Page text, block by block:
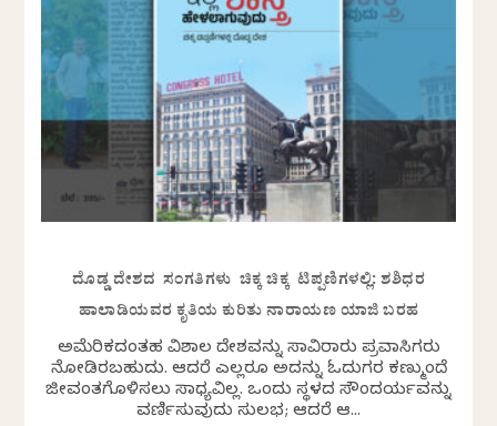
ದೊಡ್ಡ ದೇಶದ ಸಂಗತಿಗಳು ಚಿಕ್ಕ ಚಿಕ್ಕ ಟಿಪ್ಪಣಿಗಳಲ್ಲಿ: ಶಶಿಧರ
ಹಾಲಾಡಿಯವರ ಕೃತಿಯ ಕುರಿತು ನಾರಾಯಣ ಯಾಜಿ ಬರಹ
ಅಮೆರಿಕದಂತಹ ವಿಶಾಲ ದೇಶವನ್ನು ಸಾವಿರಾರು ಪ್ರವಾಸಿಗರು
ನೋಡಿರಬಹುದು. ಆದರೆ ಎಲ್ಲರೂ ಅದನ್ನು ಓದುಗರ ಕಣ್ಮುಂದೆ
ಜೀವಂತಗೊಳಿಸಲು ಸಾಧ್ಯವಿಲ್ಲ. ಒಂದು ಸ್ಥಳದ ಸೌಂದರ್ಯವನ್ನು
ವರ್ಣಿಸುವುದು ಸುಲಭ; ಆದರೆ ಆ...